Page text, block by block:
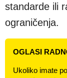
standarde ili
ograničenja.
OGLASI
Ukoliko imate